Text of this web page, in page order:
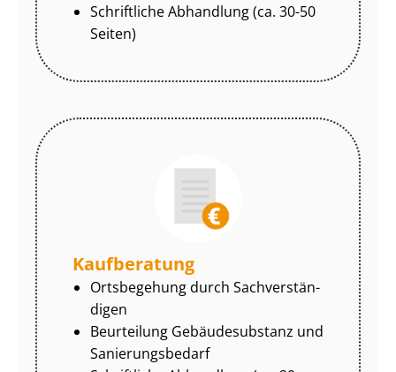
Schriftliche Abhandlung (ca. 30-50
Seiten)
Kaufberatung
Ortsbegehung durch Sach­ver­stän­
di­gen
Beurteilung Gebäudesubstanz und
Sa­nie­rungs­be­darf